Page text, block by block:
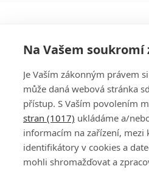
DISKUZE
Na Vašem soukromí
Je Vaším zákonným právem
může daná webová stránka
přístup. S Vaším povolením
stran (1017) ukládáme a/
informacím na zařízení, mezi
identifikátory v cookies a
mohli shromažďovat a